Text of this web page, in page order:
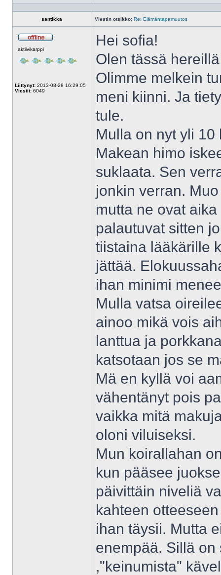
Profiili
santikka Viestin otsikko: Re: Elämäntapamuutos
aktiivikarppi
Liittynyt: 2013-08-28 16:29:05
Viestit: 6049
Hei sofia!
Olen tässä
Olimme melkein
meni kiinni. Ja
tule.
Mulla on nyt yli
Makean himo
suklaata. Sen
jonkin verran.
mutta ne ovat
palautuvat sitten
tiistaina lääkärille
jättää.
ihan minimi
Mulla vatsa
ainoo mikä vois
lanttua ja
katsotaan jos se
Mä en kyllä voi
vähentänyt pois
vaikka mitä
oloni viluiseksi.
Mun koirallahan
kun pääsee
päivittäin niveliä
kahteen
ihan täysii. Mutta
enempää. Sillä
,"keinumista"